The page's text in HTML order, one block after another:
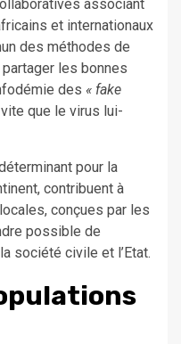
associant
et internationaux
des méthodes de
les bonnes
des « fake
que le virus lui-
pour la
contribuent à
conçues par les
possible de
société civile et l’Etat.